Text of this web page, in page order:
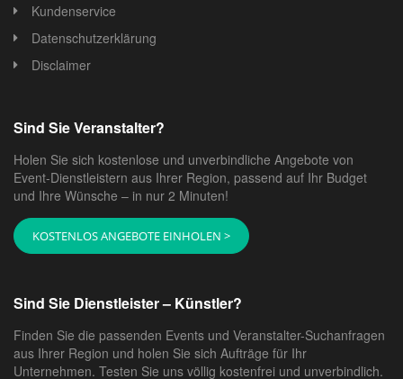
Kundenservice
Datenschutzerklärung
Disclaimer
Sind Sie Veranstalter?
Holen Sie sich kostenlose und unverbindliche Angebote von
Event-Dienstleistern aus Ihrer Region, passend auf Ihr Budget
und Ihre Wünsche – in nur 2 Minuten!
KOSTENLOS ANGEBOTE EINHOLEN >
Sind Sie Dienstleister – Künstler?
Finden Sie die passenden Events und Veranstalter-Suchanfragen
aus Ihrer Region und holen Sie sich Aufträge für Ihr
Unternehmen. Testen Sie uns völlig kostenfrei und unverbindlich.